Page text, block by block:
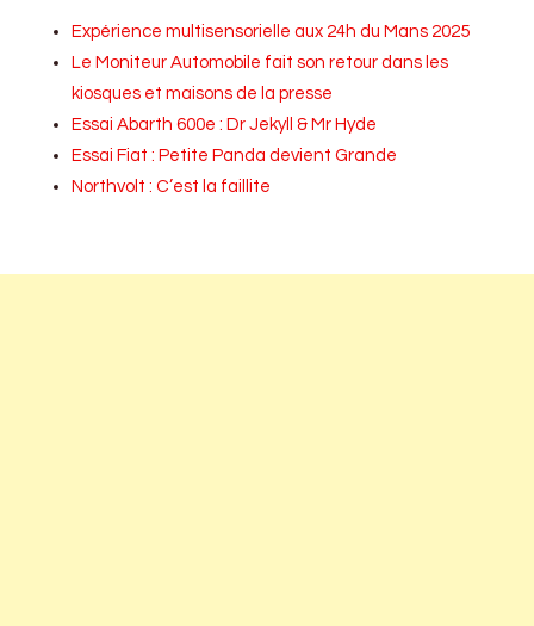
Expérience multisensorielle aux 24h du Mans 2025
Le Moniteur Automobile fait son retour dans les
kiosques et maisons de la presse
Essai Abarth 600e : Dr Jekyll & Mr Hyde
Essai Fiat : Petite Panda devient Grande
Northvolt : C’est la faillite